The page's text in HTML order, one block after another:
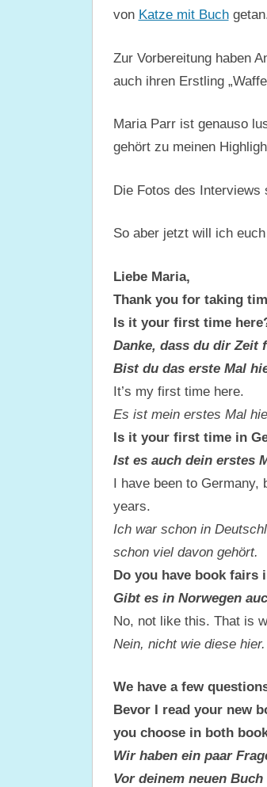
von Katze mit Buch
Zur Vorbereitung haben
auch ihren Erstling
Maria Parr ist genauso
gehört zu meinen
Die Fotos des Interviews
So aber jetzt will ich
Liebe Maria,
Thank you for taking
Is it your first time
Danke, dass du dir Zeit
Bist du das erste Mal
It’s my first time here.
Es ist mein erstes Mal
Is it your first time in
Ist es auch dein erstes
I have been to Germany,
years.
Ich war schon in
schon viel davon gehört.
Do you have book fairs
Gibt es in Norwegen
No, not like this. That is
Nein, nicht wie diese
We have a few
Bevor I read your new
you choose in both
Wir haben ein paar
Vor deinem neuen